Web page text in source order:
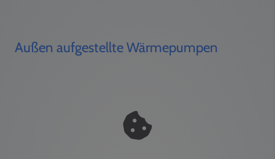
Außen aufgestellte Wärmepumpen